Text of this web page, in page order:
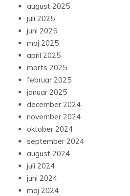
august 2025
juli 2025
juni 2025
maj 2025
april 2025
marts 2025
februar 2025
januar 2025
december 2024
november 2024
oktober 2024
september 2024
august 2024
juli 2024
juni 2024
maj 2024